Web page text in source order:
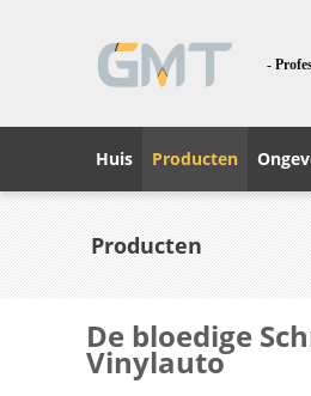
-
Huis Producten
Producten
De bloedige
Vinylauto